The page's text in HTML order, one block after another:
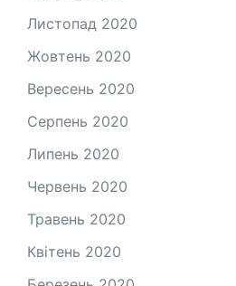
Листопад 2020
Жовтень 2020
Вересень 2020
Серпень 2020
Липень 2020
Червень 2020
Травень 2020
Квітень 2020